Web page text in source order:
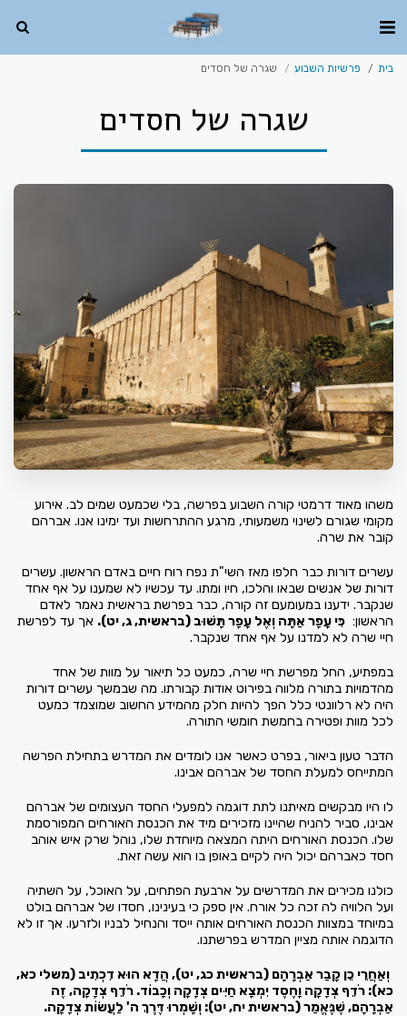
בית פרשיות השבוע שגרה של חסדים
שגרה של חסדים
משהו מאוד דרמטי קורה השבוע בפרשה, בלי שכמעט שמים לב. אירוע
מקומי שגורם לשינוי משמעותי, מרגע ההתרחשות ועד ימינו אנו. אברהם
קובר את שרה.
עשרים דורות כבר חלפו מאז השי"ת נפח רוח חיים באדם הראשון. עשרים
דורות של אנשים שבאו והלכו, חיו ומתו. עד עכשיו לא שמענו על אף אחד
שנקבר. ידענו במעומעם זה קורה, כבר בפרשת בראשית נאמר לאדם
הראשון: כִּי עָפָר אַתָּה וְאֶל עָפָר תָּשׁוּב (בראשית, ג, יט). אך עד לפרשת
חיי שרה לא למדנו על אף אחד שנקבר.
במפתיע, החל מפרשת חיי שרה, כמעט כל תיאור על מוות של אחד
מהדמויות בתורה מלווה בפירוט אודות קבורתו. מה שבמשך עשרים דורות
היה לא רלוונטי כלל הפך להיות חלק מהמידע החשוב שמוצמד כמעט
לכל מוות ופטירה בחמשת חומשי התורה.
הדבר טעון ביאור, בפרט כאשר אנו לומדים את המדרש בתחילת הפרשה
המתייחס למעלת החסד של אברהם אבינו.
לו היו מבקשים מאיתנו לתת דוגמה למפעלי החסד העצומים של אברהם
אבינו, סביר להניח שהיינו מזכירים מיד את הכנסת האורחים המפורסמת
שלו. הכנסת האורחים היתה המצאה מיוחדת שלו, נוהל שרק איש אוהב
חסד כאברהם יכול היה לקיים באופן בו הוא עשה זאת.
כולנו מכירים את המדרשים על ארבעת הפתחים, על האוכל, על השתיה
ועל הלוויה לה זכה כל אורח. אין ספק כי בעינינו, חסדו של אברהם בולט
במיוחד במצוות הכנסת האורחים אותה ייסד והנחיל לבניו ולזרעו. אך זו לא
הדוגמה אותה מציין המדרש בפרשתנו.
וְאַחֲרֵי כֵן קָבַר אַבְרָהָם (בראשית כג, יט), הֲדָא הוּא דִכְתִיב (משלי כא,
כא): רֹדֵף צְדָקָה וָחֶסֶד יִמְצָא חַיִּים צְדָקָה וְכָבוֹד. רֹדֵף צְדָקָה, זֶה
אַבְרָהָם, שֶׁנֶּאֱמַר(בראשית יח, יט): וְשָׁמְרוּ דֶּרֶךְ ה' לַעֲשׂוֹת צְדָקָה.